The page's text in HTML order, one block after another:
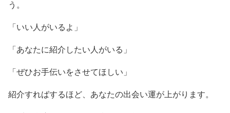
う。
「いい人がいるよ」
「あなたに紹介したい人がいる」
「ぜひお手伝いをさせてほしい」
紹介すればするほど、あなたの出会い運が上がります。